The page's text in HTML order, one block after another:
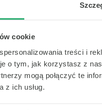
cookie
treści i
o tym, jak korzystasz z
mogą połączyć te
z ich usług.
w jak zaawansowanym
leczenia. Skuteczność
na cukrzycę,
neutralizuje